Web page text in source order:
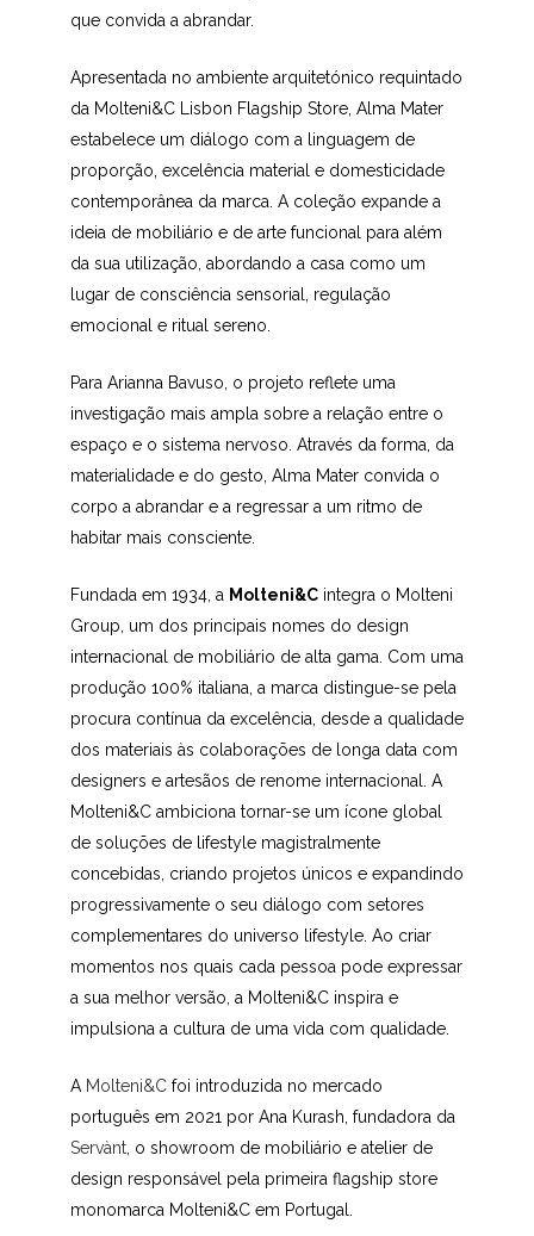
que convida a abrandar.
Apresentada no ambiente arquitetónico requintado
da Molteni&C Lisbon Flagship Store, Alma Mater
estabelece um diálogo com a linguagem de
proporção, excelência material e domesticidade
contemporânea da marca. A coleção expande a
ideia de mobiliário e de arte funcional para além
da sua utilização, abordando a casa como um
lugar de consciência sensorial, regulação
emocional e ritual sereno.
Para Arianna Bavuso, o projeto reflete uma
investigação mais ampla sobre a relação entre o
espaço e o sistema nervoso. Através da forma, da
materialidade e do gesto, Alma Mater convida o
corpo a abrandar e a regressar a um ritmo de
habitar mais consciente.
Fundada em 1934, a Molteni&C integra o Molteni
Group, um dos principais nomes do design
internacional de mobiliário de alta gama. Com uma
produção 100% italiana, a marca distingue-se pela
procura contínua da excelência, desde a qualidade
dos materiais às colaborações de longa data com
designers e artesãos de renome internacional. A
Molteni&C ambiciona tornar-se um ícone global
de soluções de lifestyle magistralmente
concebidas, criando projetos únicos e expandindo
progressivamente o seu diálogo com setores
complementares do universo lifestyle. Ao criar
momentos nos quais cada pessoa pode expressar
a sua melhor versão, a Molteni&C inspira e
impulsiona a cultura de uma vida com qualidade.
A Molteni&C foi introduzida no mercado
português em 2021 por Ana Kurash, fundadora da
Servànt , o showroom de mobiliário e atelier de
design responsável pela primeira flagship store
monomarca Molteni&C em Portugal.